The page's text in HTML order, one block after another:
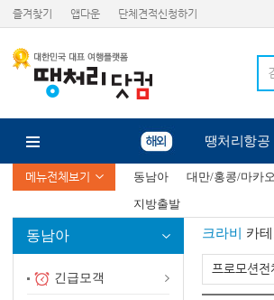
즐겨찾기 앱다운 단체견적신청하기
땡처리항공
메뉴전체보기 동남아 대만/홍콩/마카오
지방출발
동남아
긴급모객
크라비 카
프로모션전